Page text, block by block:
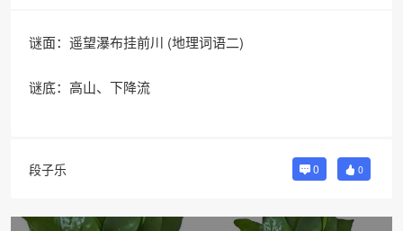
谜面：遥望瀑布挂前川 (地理词语二)
谜底：高山、下降流
段子乐 0 0